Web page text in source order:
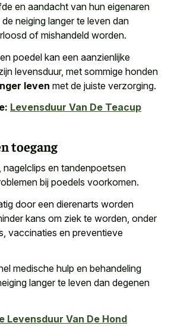
en aandacht van hun eigenaren
neiging langer te leven dan
of mishandeld worden.
poedel kan een aanzienlijke
levensduur, met sommige honden
leven met de juiste verzorging.
Levensduur Van De Teacup
toegang
nagelclips en tandenpoetsen
bij poedels voorkomen.
door een dierenarts worden
kans om ziek te worden, onder
vaccinaties en preventieve
medische hulp en behandeling
langer te leven dan degenen
Levensduur Van De Hond